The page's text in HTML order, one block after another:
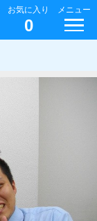
お気に入り
0
メニュー